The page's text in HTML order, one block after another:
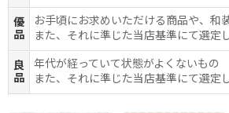
優
品
お手頃にお求めいただける商品や、和
また、それに準じた当店基準にて選定
良
品
年代が経っていて状態がよくないもの
また、それに準じた当店基準にて選定